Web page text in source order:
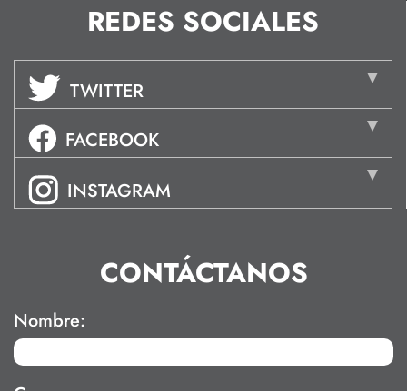
REDES SOCIALES
TWITTER
FACEBOOK
INSTAGRAM
CONTÁCTANOS
Nombre: